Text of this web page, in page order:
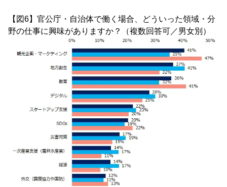
【図6】官公庁・自治体で働く場合、どういった領域・分
野の仕事に興味がありますか？（複数回答可／男女別）